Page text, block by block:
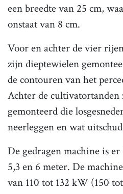
een breedte van 25 cm,
onstaat van 8 cm.
Voor en achter de vier
zijn dieptewielen
de contouren van het
Achter de cultivatortanden
gemonteerd die
neerleggen en wat
De gedragen machine is
5,3 en 6 meter. De
van 110 tot 132 kW (150